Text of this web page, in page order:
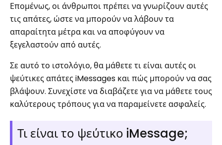
Επομένως, οι άνθρωποι πρέπει να γνωρίζουν αυτές
τις απάτες, ώστε να μπορούν να λάβουν τα
απαραίτητα μέτρα και να αποφύγουν να
ξεγελαστούν από αυτές.
Σε αυτό το ιστολόγιο, θα μάθετε τι είναι αυτές οι
ψεύτικες απάτες iMessages και πώς μπορούν να σας
βλάψουν. Συνεχίστε να διαβάζετε για να μάθετε τους
καλύτερους τρόπους για να παραμείνετε ασφαλείς.
Τι είναι το ψεύτικο iMessage;